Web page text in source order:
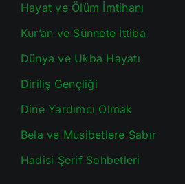
Hayat ve Ölüm İmtihanı
Kur’an ve Sünnete İttiba
Dünya ve Ukba Hayatı
Diriliş Gençliği
Dine Yardımcı Olmak
Bela ve Musibetlere Sabır
Hadisi Şerif Sohbetleri